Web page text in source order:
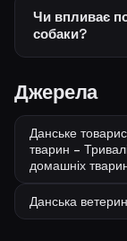
Чи впливає
собаки?
Джерела
Данське
тварин –
домашніх
Данська